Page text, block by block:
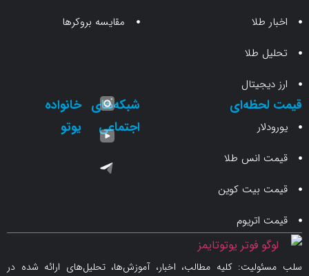
مقایسه بروکرها
انس طلا
بیت کوین
شبکه‌های خانواده
یوتو
کلیه مطالب، اخبار، آموزش‌ها، تحلیل‌های ارائه شده در